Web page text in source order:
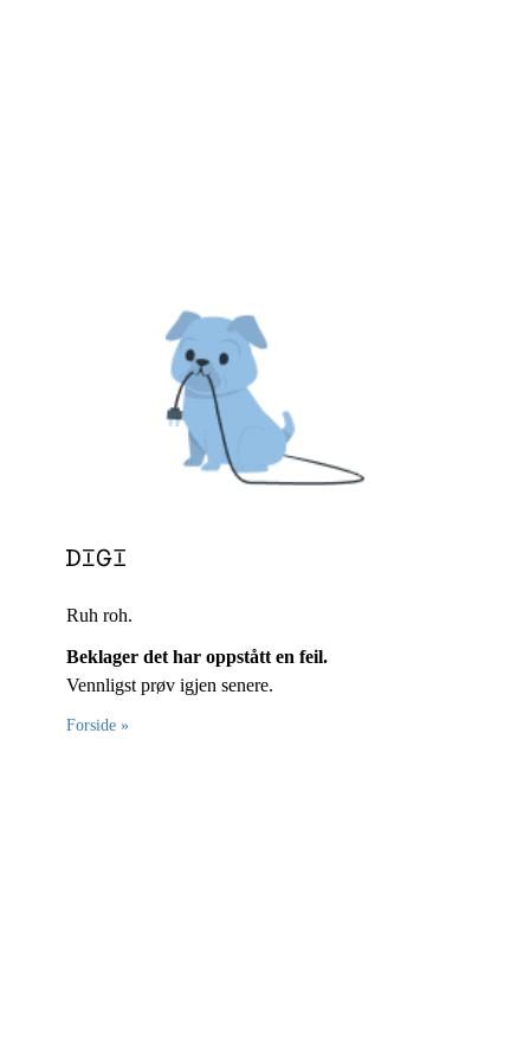
Ruh roh.
Beklager det har oppstått en feil.
Vennligst prøv igjen senere.
Forside »